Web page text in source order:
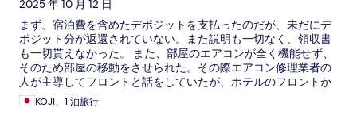
2025 年 10 月 12 日
まず、宿泊費を含めたデポジットを支払ったのだが、未だにデ
ポジット分が返還されていない。また説明も一切なく、領収書
も一切貰えなかった。 また、部屋のエアコンが全く機能せず、
そのため部屋の移動をさせられた。その際エアコン修理業者の
人が主導してフロントと話をしていたが、ホテルのフロントか
ら私へは謝罪の言葉もなかった。 これらのことがあり、このホ
テルの宿泊はとてもガッカリした。
KOJI、1 泊旅行